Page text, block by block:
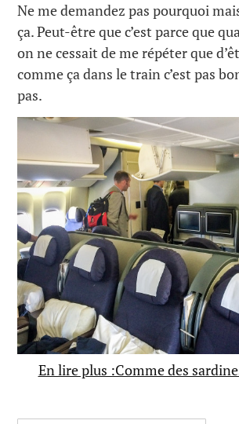
Ne me demandez pas pourquoi
ça. Peut-être que c’est parce que
on ne cessait de me répéter que
comme ça dans le train c’est pas
pas.
En lire plus :Comme des